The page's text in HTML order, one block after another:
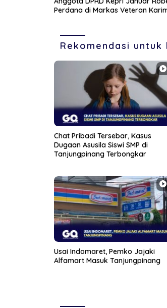
Perdana di Markas Veteran
Rekomendasi untuk
Chat Pribadi Tersebar, Kasus
Dugaan Asusila Siswi SMP di
Tanjungpinang Terbongkar
Usai Indomaret, Pemko Jajaki
Alfamart Masuk Tanjungpinang